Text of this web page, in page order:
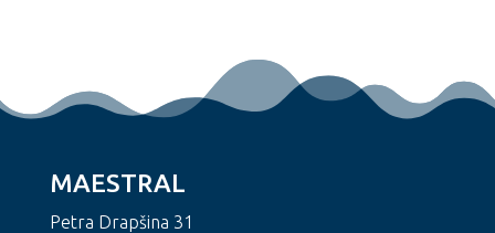
MAESTRAL
Petra Drapšina 31